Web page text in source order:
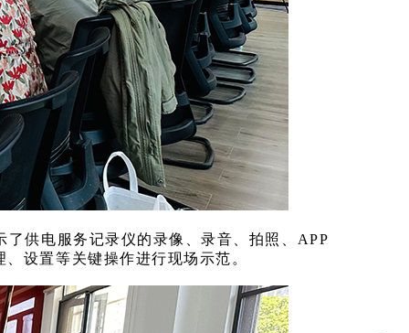
供电服务记录仪的录像、录音、拍照、APP
设置等关键操作进行现场示范。